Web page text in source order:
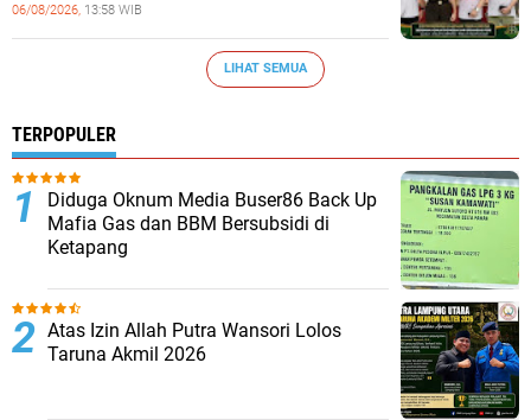
06/08/2026, 13:58 WIB
LIHAT SEMUA
TERPOPULER
Diduga Oknum Media Buser86 Back Up
Mafia Gas dan BBM Bersubsidi di
Ketapang
Atas Izin Allah Putra Wansori Lolos
Taruna Akmil 2026